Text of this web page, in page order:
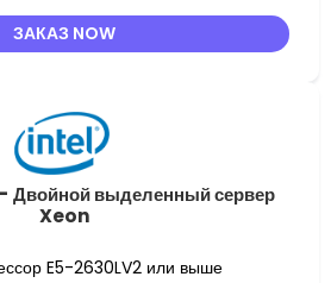
ЗАКАЗ NOW
Двойной выделенный сервер
Xeon
E5-2630LV2 или выше